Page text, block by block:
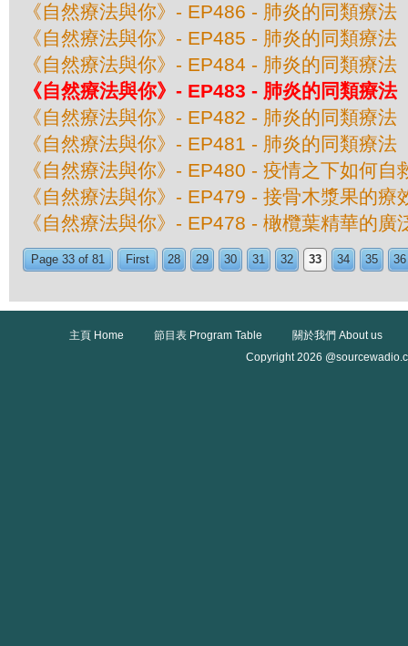
《自然療法與你》- EP486 - 肺炎的同類療法
《自然療法與你》- EP485 - 肺炎的同類療法
《自然療法與你》- EP484 - 肺炎的同類療法
《自然療法與你》- EP483 - 肺炎的同類療法
《自然療法與你》- EP482 - 肺炎的同類療法
《自然療法與你》- EP481 - 肺炎的同類療法
《自然療法與你》- EP480 - 疫情之下如何自
《自然療法與你》- EP479 - 接骨木漿果的療
《自然療法與你》- EP478 - 橄欖葉精華的廣
Page 33 of 81 First 28 29 30 31 32 33 34 35 36
主頁 Home 節目表 Program Table
關於我們 About us
Copyright 2026